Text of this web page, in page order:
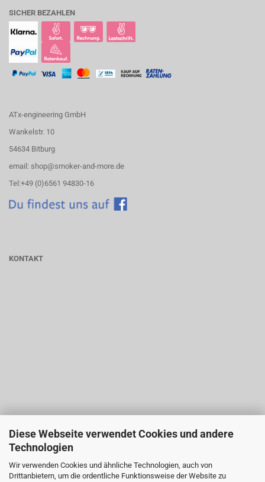
Diese Webseite verwendet Cookies und andere
Technologien
Wir verwenden Cookies und ähnliche Technologien, auch von
Drittanbietern, um die ordentliche Funktionsweise der Website zu
SICHER BEZAHLEN
ATx-engineering GmbH
Wankelstr. 10
54634 Bitburg
email: shop@smoker-and-more.de
Tel:+49 (0)6561 94830-16
KONTAKT